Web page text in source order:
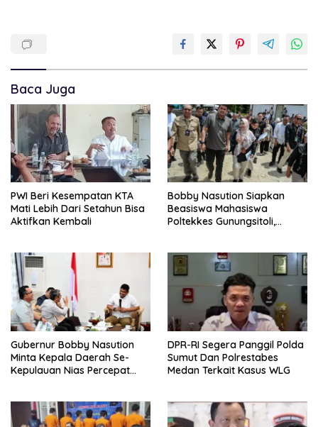
Baca Juga
PWI Beri Kesempatan KTA
Mati Lebih Dari Setahun Bisa
Aktifkan Kembali
Bobby Nasution Siapkan
Beasiswa Mahasiswa
Poltekkes Gunungsitoli,
Gubernur Bobby Nasution
Minta Kepala Daerah Se-
Kepulauan Nias Percepat
DPR-RI Segera Panggil Polda
Sumut Dan Polrestabes
Medan Terkait Kasus WLG